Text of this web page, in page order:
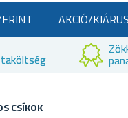
AKCIÓ/
CSÍKOK